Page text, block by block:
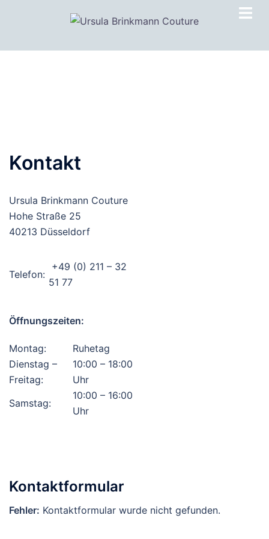
Kontakt
Ursula Brinkmann Couture
Hohe Straße 25
40213 Düsseldorf
Telefon:
+49 (0) 211 – 32
51 77
Öffnungszeiten:
Montag:
Ruhetag
Dienstag –
Freitag:
10:00 – 18:00
Uhr
Samstag:
10:00 – 16:00
Uhr
Kontaktformular
Fehler: Kontaktformular wurde nicht gefunden.